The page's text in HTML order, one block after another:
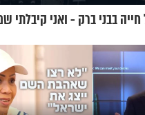
בבני ברק - ואני קיבלתי